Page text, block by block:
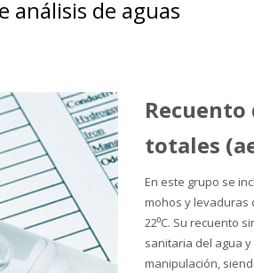
análisis de aguas
Recuento
totales
En este grupo se
mohos y levaduras
22⁰C. Su recuento
sanitaria del agua
manipulación,